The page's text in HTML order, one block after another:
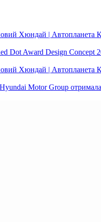
Dot Award Design Concept
Motor Group